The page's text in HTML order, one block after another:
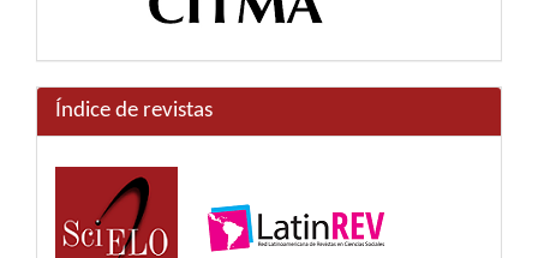
Índice de revistas